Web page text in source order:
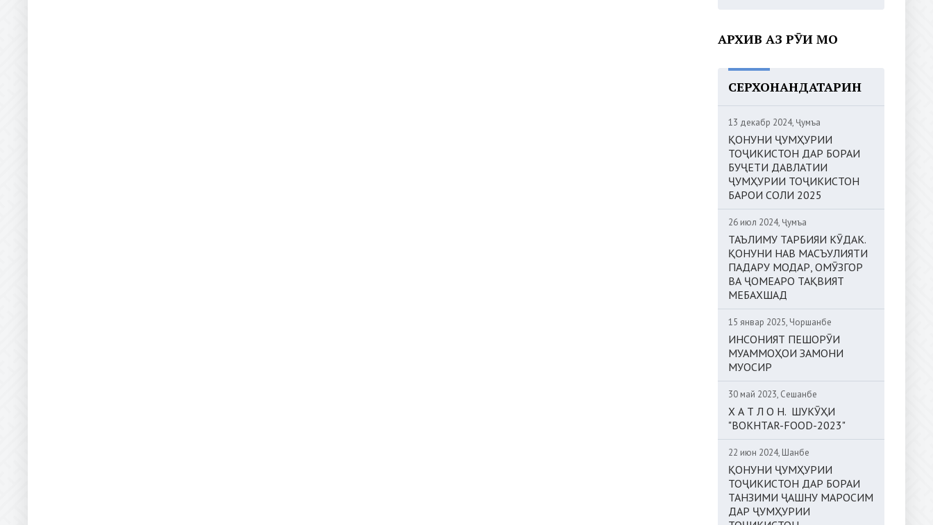
АРХИВ АЗ РӮИ МОҲ
СЕРХОНАНДАТАРИН
13 декабр 2024, Ҷумъа
ҚОНУНИ ҶУМҲУРИИ
ТОҶИКИСТОН ДАР БОРАИ
БУҶЕТИ ДАВЛАТИИ
ҶУМҲУРИИ ТОҶИКИСТОН
БАРОИ СОЛИ 2025
26 июл 2024, Ҷумъа
ТАЪЛИМУ ТАРБИЯИ КӮДАК.
ҚОНУНИ НАВ МАСЪУЛИЯТИ
ПАДАРУ МОДАР, ОМӮЗГОР
ВА ҶОМЕАРО ТАҚВИЯТ
МЕБАХШАД
15 январ 2025, Чоршанбе
ИНСОНИЯТ ПЕШОРӮИ
МУАММОҲОИ ЗАМОНИ
МУОСИР
30 май 2023, Сешанбе
Х А Т Л О Н. ШУКӮҲИ
"BOKHTAR-FOOD-2023"
22 июн 2024, Шанбе
ҚОНУНИ ҶУМҲУРИИ
ТОҶИКИСТОН ДАР БОРАИ
ТАНЗИМИ ҶАШНУ МАРОСИМ
ДАР ҶУМҲУРИИ